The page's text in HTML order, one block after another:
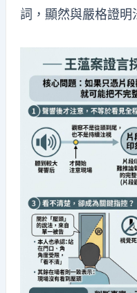
詞，顯然與嚴格證明